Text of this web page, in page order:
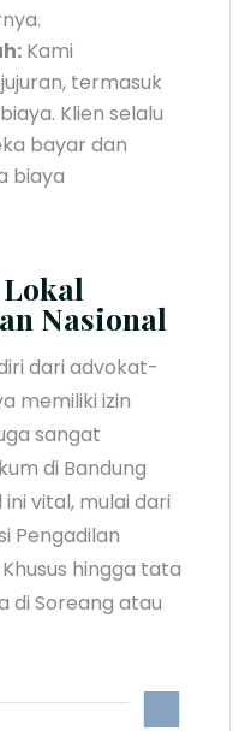
Kami
termasuk
Klien selalu
bayar dan
biaya
Nasional
dari advokat-
memiliki izin
sangat
di Bandung
vital, mulai dari
Pengadilan
hingga tata
di Soreang atau